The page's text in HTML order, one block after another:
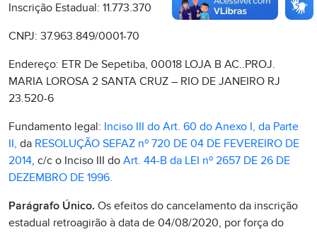
Inscrição Estadual: 11.773.370
CNPJ: 37.963.849/0001-70
Endereço: ETR De Sepetiba, 00018 LOJA B AC..PROJ.
MARIA LOROSA 2 SANTA CRUZ – RIO DE JANEIRO RJ
23.520-6
Fundamento legal: Inciso III do Art. 60 do Anexo I, da Parte
II, da RESOLUÇÃO SEFAZ nº 720 DE 04 DE FEVEREIRO DE
2014, c/c o Inciso III do Art. 44-B da LEI nº 2657 DE 26 DE
DEZEMBRO DE 1996.
Parágrafo Único. Os efeitos do cancelamento da inscrição
estadual retroagirão à data de 04/08/2020, por força do